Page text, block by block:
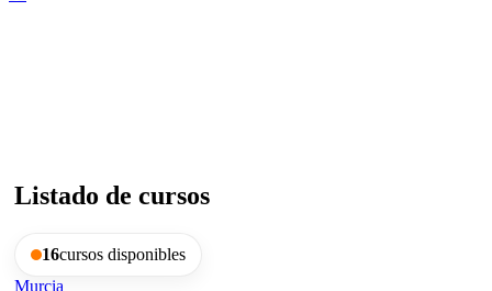
Listado de cursos
16cursos disponibles
Murcia